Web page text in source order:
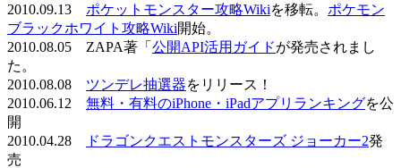
2010.09.13 ポケットモンスター攻略Wikiを移転。 ポケモン
ブラックホワイト攻略Wiki開始。
2010.08.05 ZAPA著「 公開API活用ガイドが発売されまし
た。
2010.08.08 ツンデレ抽選器をリリース！
2010.06.12 無料・有料のiPhone・iPadアプリランキングを公
開
2010.04.28
ドラゴンクエストモンスターズ ジョーカー2発
売